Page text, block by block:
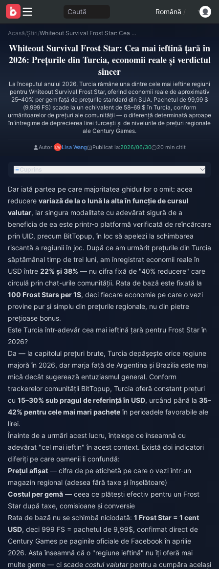
Caută Română /
Acasă/Știri/ Whiteout Survival Frost Star: Cea mai ieftină țară în 2026: Prețurile din Turcia, economii reale și verdictul sincer
Whiteout Survival Frost Star: Cea mai ieftină țară în
2026: Prețurile din Turcia, economii reale și verdictul
sincer
La începutul anului 2026, Turcia rămâne una dintre cele mai ieftine regiuni
pentru Whiteout Survival Frost Star, oferind economii reale de aproximativ
25–40% per gem față de prețurile standard din SUA. Pachetul de 99,99 $
(9.999 FS) scade la un echivalent de 58–69 $ în Turcia, conform
urmăritoarelor de prețuri ale comunității — o diferență determinată aproape
în întregime de deprecierea lirei turcești și de nivelurile de prețuri regionale
ale Century Games.
Autor: Lisa Wang Publicat la:2026/06/30 20 min citit
Cuprins
Dar iată partea pe care majoritatea ghidurilor o omit: acea
reducere variază de la o lună la alta în funcție de cursul
valutar, iar singura modalitate cu adevărat sigură de a
beneficia de ea este printr-o platformă verificată de reîncărcare
prin UID, precum BitTopup, în loc să apelezi la schimbarea
riscantă a regiunii în joc. După ce am urmărit prețurile din Turcia
săptămânal timp de trei luni, am înregistrat economii reale în
USD între 22% și 38% — nu cifra fixă de "40% reducere" care
circulă prin chat-urile comunității. Rata de bază este fixată la
100 Frost Stars per 1$, deci fiecare economie pe care o vezi
provine pur și simplu din prețurile regionale, nu din pietre
prețioase bonus.
Este Turcia într-adevăr cea mai ieftină țară pentru Frost Star în
2026?
Da — la capitolul prețuri brute, Turcia depășește orice regiune
majoră în 2026, dar marja față de Argentina și Brazilia este mai
mică decât sugerează entuziasmul general. Conform
trackerelor comunității BitTopup, Turcia oferă constant prețuri
cu 15–30% sub pragul de referință în USD, urcând până la 35–
42% pentru cele mai mari pacheteîn perioadele favorabile ale
lirei.
Înainte de a urmări acest lucru, înțelege ce înseamnă cu
adevărat "cel mai ieftin" în acest context. Există doi indicatori
diferiți pe care oamenii îi confundă:
Prețul afișat — cifra de pe etichetă pe care o vezi într-un
magazin regional (adesea fără taxe și înșelătoare)
Costul per gemă — ceea ce plătești efectiv pentru un Frost
Star după taxe, comisioane și conversie
Rata de bază nu se schimbă niciodată: 1 Frost Star = 1 cent
USD, deci 999 FS = pachetul de 9,99$, confirmat direct de
Century Games pe paginile oficiale de Facebook în aprilie
2026. Asta înseamnă că o "regiune ieftină" nu îți oferă mai
multe geme — ci scade costul valutarpentru a cumpăra același